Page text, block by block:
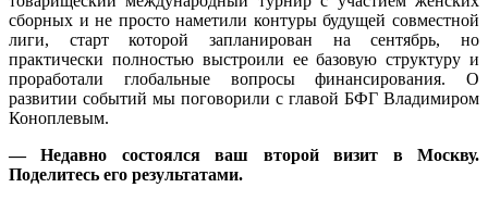
сборных и не просто наметили контуры будущей совместной
лиги, старт которой запланирован на сентябрь, но
практически полностью выстроили ее базовую структуру и
проработали глобальные вопросы финансирования. О
развитии событий мы поговорили с главой БФГ Владимиром
Коноплевым.
— Недавно состоялся ваш второй визит в Москву.
Поделитесь его результатами.